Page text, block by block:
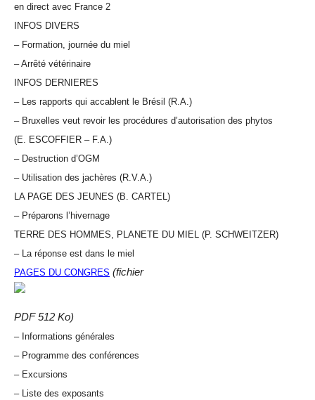
en direct avec France 2
INFOS DIVERS
– Formation, journée du miel
– Arrêté vétérinaire
INFOS DERNIERES
– Les rapports qui accablent le Brésil (R.A.)
– Bruxelles veut revoir les procédures d’autorisation des phytos
(E. ESCOFFIER – F.A.)
– Destruction d’OGM
– Utilisation des jachères (R.V.A.)
LA PAGE DES JEUNES (B. CARTEL)
– Préparons l’hivernage
TERRE DES HOMMES, PLANETE DU MIEL (P. SCHWEITZER)
– La réponse est dans le miel
PAGES DU CONGRES (fichier
PDF 512 Ko)
– Informations générales
– Programme des conférences
– Excursions
– Liste des exposants